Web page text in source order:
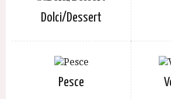
Dolci/Dessert
Pesce